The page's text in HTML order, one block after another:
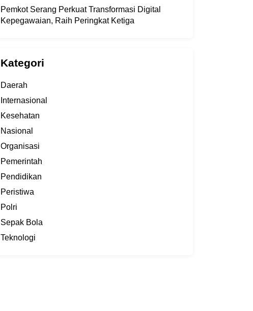
Pemkot Serang Perkuat Transformasi Digital
Kepegawaian, Raih Peringkat Ketiga
Kategori
Daerah
Internasional
Kesehatan
Nasional
Organisasi
Pemerintah
Pendidikan
Peristiwa
Polri
Sepak Bola
Teknologi